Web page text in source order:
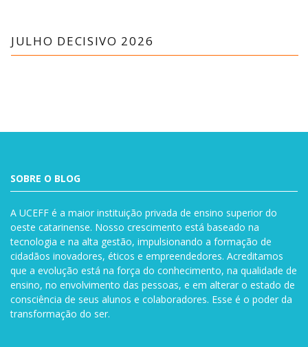
JULHO DECISIVO 2026
SOBRE O BLOG
A UCEFF é a maior instituição privada de ensino superior do
oeste catarinense. Nosso crescimento está baseado na
tecnologia e na alta gestão, impulsionando a formação de
cidadãos inovadores, éticos e empreendedores. Acreditamos
que a evolução está na força do conhecimento, na qualidade de
ensino, no envolvimento das pessoas, e em alterar o estado de
consciência de seus alunos e colaboradores. Esse é o poder da
transformação do ser.